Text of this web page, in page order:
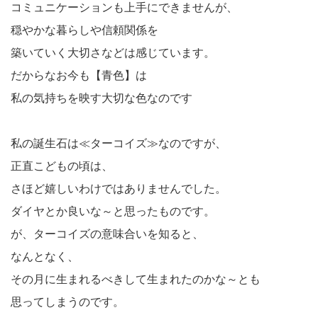
コミュニケーションも上手にできませんが、
穏やかな暮らしや信頼関係を
築いていく大切さなどは感じています。
だからなお今も【青色】は
私の気持ちを映す大切な色なのです
私の誕生石は≪ターコイズ≫なのですが、
正直こどもの頃は、
さほど嬉しいわけではありませんでした。
ダイヤとか良いな～と思ったものです。
が、ターコイズの意味合いを知ると、
なんとなく、
その月に生まれるべきして生まれたのかな～とも
思ってしまうのです。